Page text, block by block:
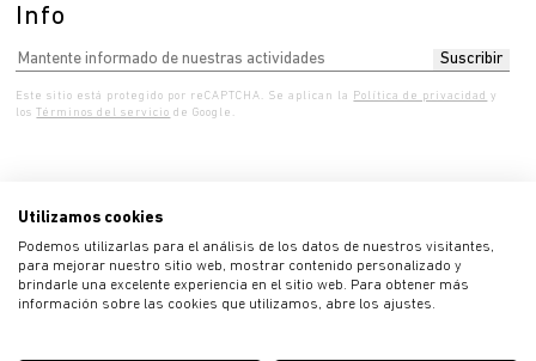
Info
Este sitio está protegido por reCAPTCHA. Se aplican la Política de privacidad y
los Términos del servicio de Google.
Utilizamos cookies
Podemos utilizarlas para el análisis de los datos de nuestros visitantes,
para mejorar nuestro sitio web, mostrar contenido personalizado y
brindarle una excelente experiencia en el sitio web. Para obtener más
información sobre las cookies que utilizamos, abre los ajustes.